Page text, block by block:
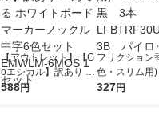
【アウトレット】【G
oエシカル】訳あり ぺ
んてる ホワイトボー
588円
フリクション
色・スリム
mm 黒 3本
327円